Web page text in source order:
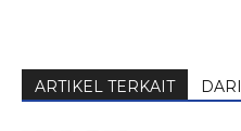
ARTIKEL TERKAIT